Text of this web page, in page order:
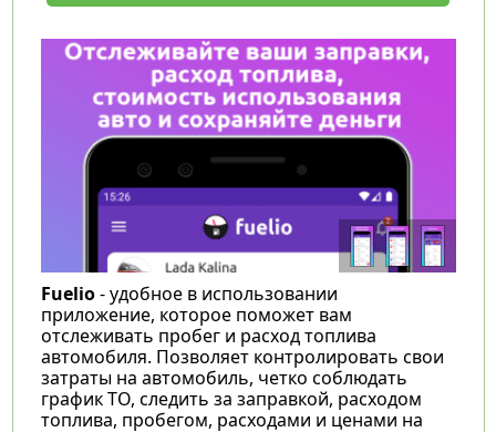
Fuelio- удобное в использовании
приложение, которое поможет вам
отслеживать пробег и расход топлива
автомобиля. Позволяет контролировать свои
затраты на автомобиль, четко соблюдать
график ТО, следить за заправкой, расходом
топлива, пробегом, расходами и ценами на